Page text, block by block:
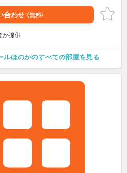
合わせ （無料）
か提供
ルほのかのすべての部屋を見る